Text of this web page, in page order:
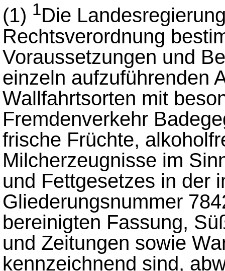
(1) 1Die
Rechtsverordnung
Voraussetzungen und
einzeln aufzuführenden
Wallfahrtsorten mit
Fremdenverkehr
frische Früchte,
Milcherzeugnisse im
und Fettgesetzes in der
Gliederungsnummer
bereinigten Fassung,
und Zeitungen sowie
kennzeichnend sind,